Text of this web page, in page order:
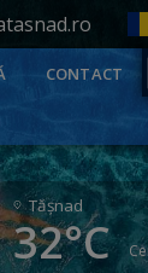
CONTACT
Tăşnad
32°C